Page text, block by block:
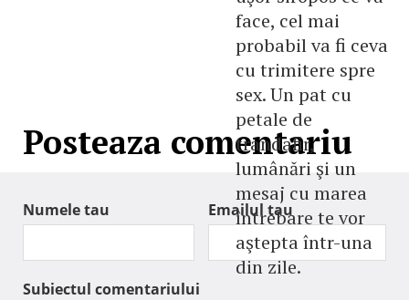
face, cel mai
probabil va fi ceva
cu trimitere spre
sex. Un pat cu
petale de
trandafir,
lumânări şi un
mesaj cu marea
întrebare te vor
aştepta într-una
din zile.
Posteaza comentariu
Numele tau Emailul tau
Subiectul comentariului